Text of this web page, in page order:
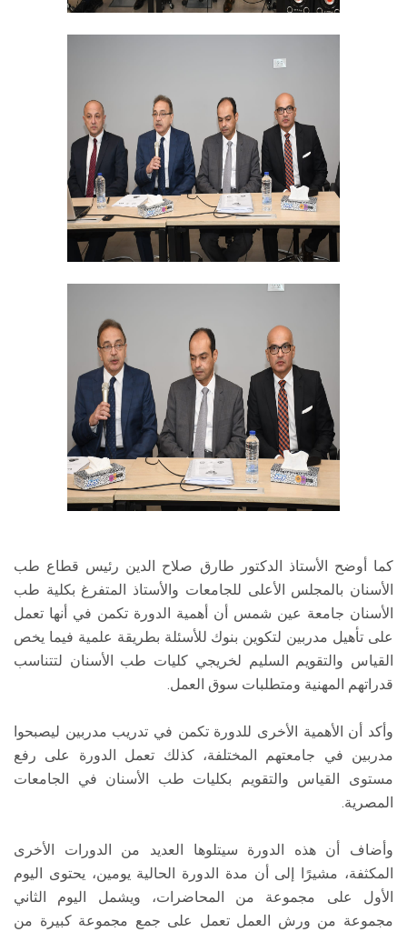
كما أوضح الأستاذ الدكتور طارق صلاح الدين رئيس قطاع طب
الأسنان بالمجلس الأعلى للجامعات والأستاذ المتفرغ بكلية طب
الأسنان جامعة عين شمس أن أهمية الدورة تكمن في أنها تعمل
على تأهيل مدربين لتكوين بنوك للأسئلة بطريقة علمية فيما يخص
القياس والتقويم السليم لخريجي كليات طب الأسنان لتتناسب
قدراتهم المهنية ومتطلبات سوق العمل.
وأكد أن الأهمية الأخرى للدورة تكمن في تدريب مدربين ليصبحوا
مدربين في جامعتهم المختلفة، كذلك تعمل الدورة على رفع
مستوى القياس والتقويم بكليات طب الأسنان في الجامعات
المصرية.
وأضاف أن هذه الدورة سيتلوها العديد من الدورات الأخرى
المكثفة، مشيرًا إلى أن مدة الدورة الحالية يومين، يحتوى اليوم
الأول على مجموعة من المحاضرات، ويشمل اليوم الثاني
مجموعة من ورش العمل تعمل على جمع مجموعة كبيرة من